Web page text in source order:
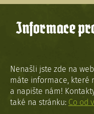
Informace
Nenašli jste zde na
máte informace, které
a napište nám!
také na stránku: Co od